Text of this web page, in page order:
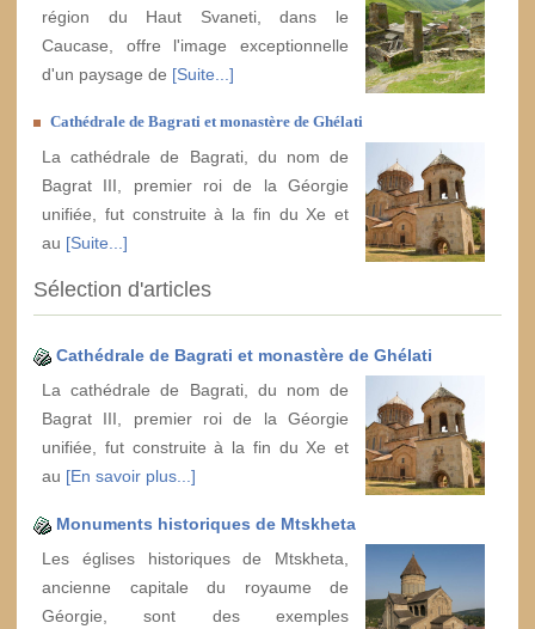
région du Haut Svaneti, dans le
Caucase, offre l'image exceptionnelle
d'un paysage de [Suite...]
Cathédrale de Bagrati et monastère de Ghélati
La cathédrale de Bagrati, du nom de
Bagrat III, premier roi de la Géorgie
unifiée, fut construite à la fin du Xe et
au [Suite...]
Sélection d'articles
Cathédrale de Bagrati et monastère de Ghélati
La cathédrale de Bagrati, du nom de
Bagrat III, premier roi de la Géorgie
unifiée, fut construite à la fin du Xe et
au [En savoir plus...]
Monuments historiques de Mtskheta
Les églises historiques de Mtskheta,
ancienne capitale du royaume de
Géorgie, sont des exemples